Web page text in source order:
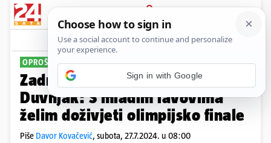
PRIJAVA
Sport Komentari
OPROŠTAJ HANSENA I KARABATIĆA
Zadnji olimpijski ples velikana!
Duvnjak: S mladim lavovima
želim doživjeti olimpijsko finale
Piše Davor Kovačević, subota, 27.7.2024. u 08:00